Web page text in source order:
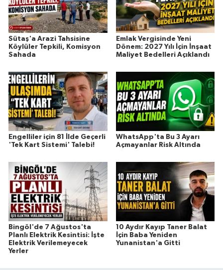
Sütaş'a Arazi Tahsisine
Köylüler Tepkili, Komisyon
Sahada
Emlak Vergisinde Yeni
Dönem: 2027 Yılı İçin İnşaat
Maliyet Bedelleri Açıklandı
Engelliler için 81 İlde Geçerli
'Tek Kart Sistemi' Talebi!
WhatsApp'ta Bu 3 Ayarı
Açmayanlar Risk Altında
Bingöl'de 7 Ağustos'ta
Planlı Elektrik Kesintisi: İşte
Elektrik Verilemeyecek
Yerler
10 Aydır Kayıp Taner Balat
İçin Baba Yeniden
Yunanistan'a Gitti